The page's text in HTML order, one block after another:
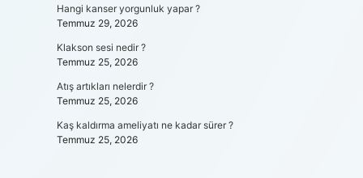
Hangi kanser yorgunluk yapar ?
Temmuz 29, 2026
Klakson sesi nedir ?
Temmuz 25, 2026
Atış artıkları nelerdir ?
Temmuz 25, 2026
Kaş kaldırma ameliyatı ne kadar sürer ?
Temmuz 25, 2026